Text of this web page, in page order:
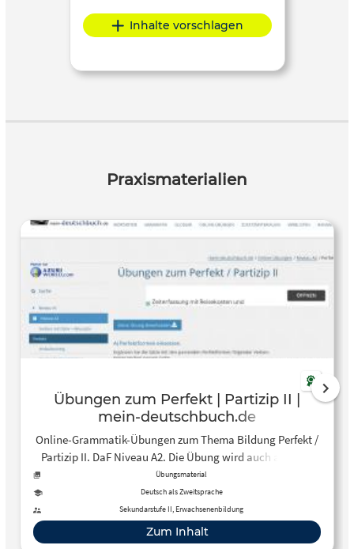
Inhalte vorschlagen
Praxismaterialien
Übungen zum Perfekt | Partizip II |
mein-deutschbuch.de
Online-Grammatik-Übungen zum Thema Bildung Perfekt /
Partizip II. DaF Niveau A2. Die Übung wird auch als PDF-
Datei zum Downloaden angeboten.
Übungsmaterial
Deutsch als Zweitsprache
Sekundarstufe II, Erwachsenenbildung
Zum Inhalt